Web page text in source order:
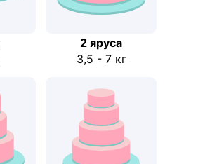
2 ярусa
3,5 - 7 кг